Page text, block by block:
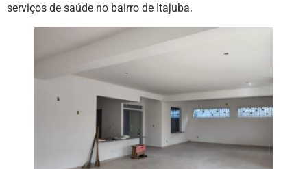
serviços de saúde no bairro de Itajuba.